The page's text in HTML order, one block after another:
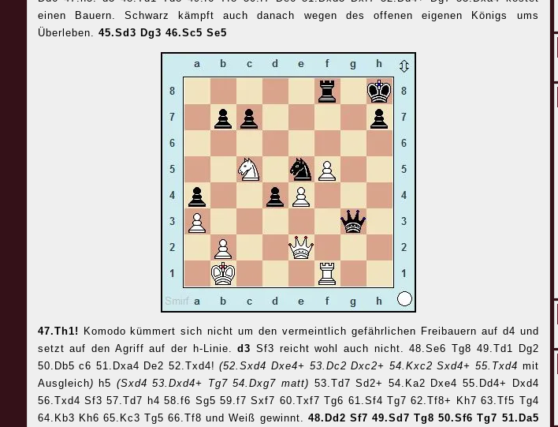
einen Bauern. Schwarz kämpft auch danach wegen des offenen eigenen Königs ums
Überleben. 45.Sd3 Dg3 46.Sc5 Se5
47.Th1!
Komodo kümmert sich nicht um den vermeintlich gefährlichen Freibauern auf d4 und
setzt auf den Agriff auf der h-Linie.d3Sf3 reicht wohl auch nicht. 48.Se6 Tg8 49.Td1 Dg2
50.Db5 c6 51.Dxa4 De2 52.Txd4!(52.Sxd4 Dxe4+ 53.Dc2 Dxc2+ 54.Kxc2 Sxd4+ 55.Txd4 mit
Ausgleich) h5 (Sxd4 53.Dxd4+ Tg7 54.Dxg7 matt) 53.Td7 Sd2+ 54.Ka2 Dxe4 55.Dd4+ Dxd4
56.Txd4 Sf3 57.Td7 h4 58.f6 Sg5 59.f7 Sxf7 60.Txf7 Tg6 61.Sf4 Tg7 62.Tf8+ Kh7 63.Tf5 Tg4
64.Kb3 Kh6 65.Kc3 Tg5 66.Tf8 und Weiß gewinnt. 48.Dd2 Sf7 49.Sd7 Tg8 50.Sf6 Tg7 51.Da5